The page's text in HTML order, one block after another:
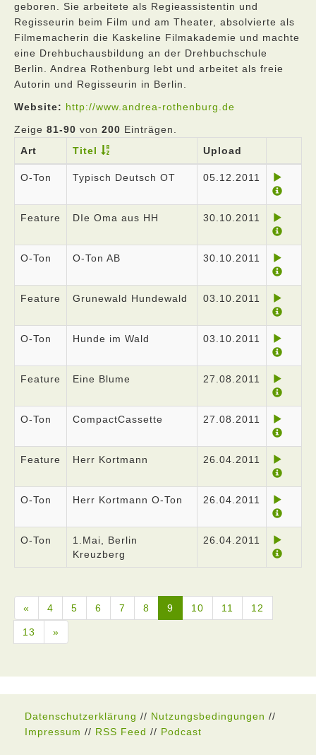
geboren. Sie arbeitete als Regieassistentin und
Regisseurin beim Film und am Theater, absolvierte als
Filmemacherin die Kaskeline Filmakademie und machte
eine Drehbuchausbildung an der Drehbuchschule
Berlin. Andrea Rothenburg lebt und arbeitet als freie
Autorin und Regisseurin in Berlin.
Website: http://www.andrea-rothenburg.de
Zeige 81-90 von 200 Einträgen.
Art
Titel Upload
O-Ton Typisch Deutsch OT 05.12.2011
Feature DIe Oma aus HH 30.10.2011
O-Ton O-Ton AB 30.10.2011
Feature Grunewald Hundewald 03.10.2011
O-Ton Hunde im Wald 03.10.2011
Feature Eine Blume 27.08.2011
O-Ton CompactCassette 27.08.2011
Feature Herr Kortmann 26.04.2011
O-Ton Herr Kortmann O-Ton 26.04.2011
O-Ton
1.Mai, Berlin
Kreuzberg
26.04.2011
« 4 5 6 7 8 9 10 11 12
13 »
Datenschutzerklärung // Nutzungsbedingungen //
Impressum // RSS Feed // Podcast